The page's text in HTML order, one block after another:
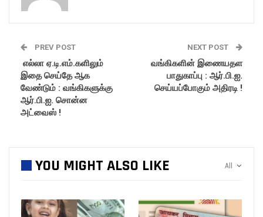
PREV POST
எல்லா ஏ.டி.எம்.களிலும்
இதை செய்தே ஆக
வேண்டும் : வங்கிகளுக்கு
ஆர்.பி.ஐ. சொன்ன
அட்வைஸ் !
NEXT POST
வங்கிகளின் இணையதள
பாதுகாப்பு : ஆர்.பி.ஐ.
செய்யப்போகும் அதிரடி !
All
YOU MIGHT ALSO LIKE